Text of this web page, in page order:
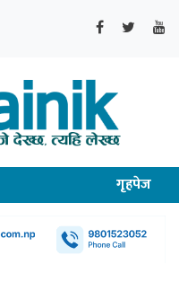
गृहपेज